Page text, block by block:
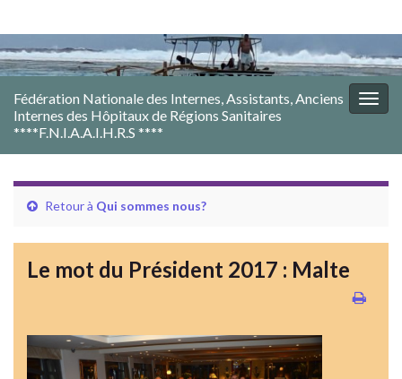
Fédération Nationale des Internes, Assistants, Anciens
Internes des Hôpitaux de Régions Sanitaires
****F.N.I.A.A.I.H.R.S ****
Retour à Qui sommes nous?
Le mot du Président 2017 : Malte